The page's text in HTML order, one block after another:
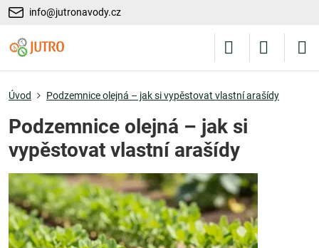
info@jutronavody.cz
Úvod Podzemnice olejná – jak si vypěstovat vlastní arašídy
Podzemnice olejná – jak si
vypěstovat vlastní arašídy